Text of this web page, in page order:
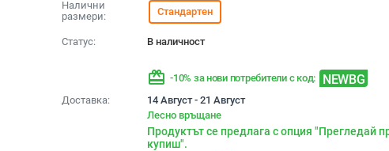
Налични
размери:
Стандартен
Статус: В наличност
redeem -10% за нови потребители с код: NEWBG
Доставка:
14 Август - 21 Август
Лесно връщане
Продуктът се предлага с опция "Прегледай
купиш".